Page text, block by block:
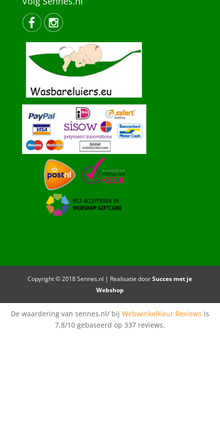
Copyright © 2018 Sennes.nl | Realisatie doorSucces met je
Webshop
De waardering van sennes.nl/ bij WebwinkelKeur Reviews is
7.8/10 gebaseerd op 337 reviews.